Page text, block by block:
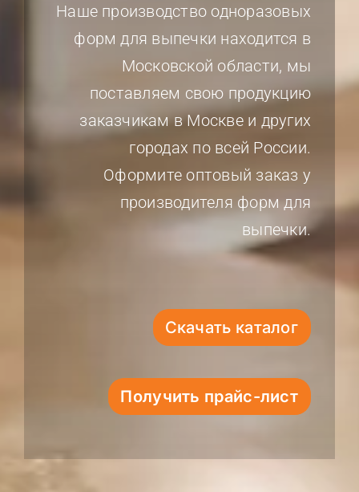
Наше производство одноразовых
форм для выпечки находится в
Московской области, мы
поставляем свою продукцию
заказчикам в Москве и других
городах по всей России.
Оформите оптовый заказ у
производителя форм для
выпечки.
Скачать каталог
Получить прайс-лист